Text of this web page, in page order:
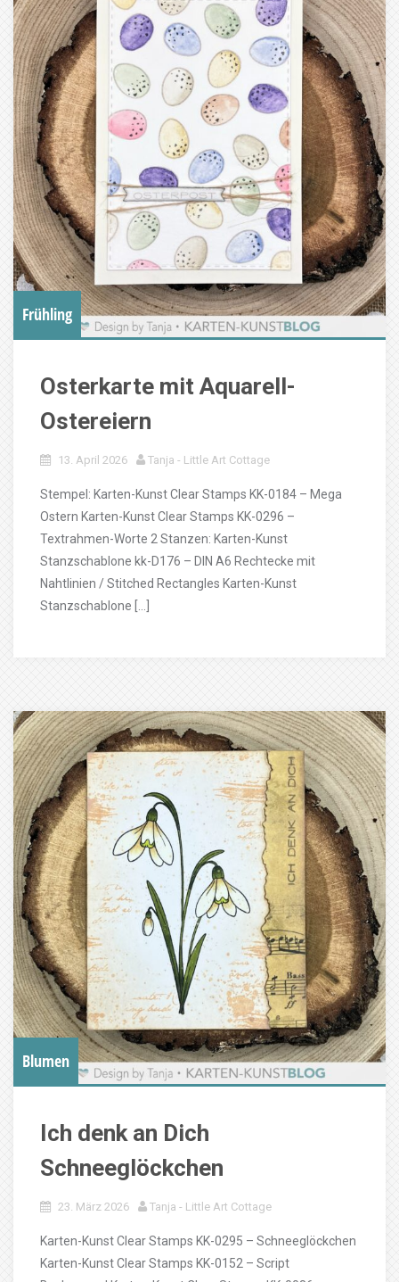
Frühling
Osterkarte mit Aquarell-
Ostereiern
13. April 2026 Tanja - Little Art Cottage
Stempel: Karten-Kunst Clear Stamps KK-0184 – Mega
Ostern Karten-Kunst Clear Stamps KK-0296 –
Textrahmen-Worte 2 Stanzen: Karten-Kunst
Stanzschablone kk-D176 – DIN A6 Rechtecke mit
Nahtlinien / Stitched Rectangles Karten-Kunst
Stanzschablone […]
Blumen
Ich denk an Dich
Schneeglöckchen
23. März 2026 Tanja - Little Art Cottage
Karten-Kunst Clear Stamps KK-0295 – Schneeglöckchen
Karten-Kunst Clear Stamps KK-0152 – Script